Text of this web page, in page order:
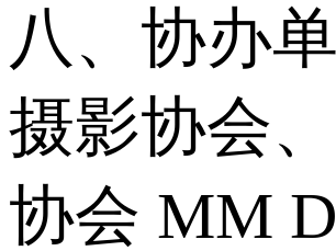
八、协办
摄影协会
协会 MM